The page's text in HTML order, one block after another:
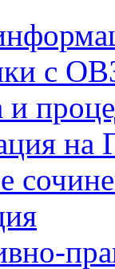
с
и